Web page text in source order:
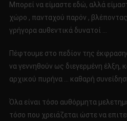
Μπορεί να είμαστε εδώ, αλλά
χώρο , πανταχού παρόν ,
γρήγορα αυθεντικά δυνατοί …
Πέφτουμε στο πεδίον της
να γεννηθούν ως διεγερμένη έλξη,
αρχικού πυρήνα … καθαρή
Όλα είναι τόσο αυθόρμητα
τόσο που χρειάζεται ώστε να